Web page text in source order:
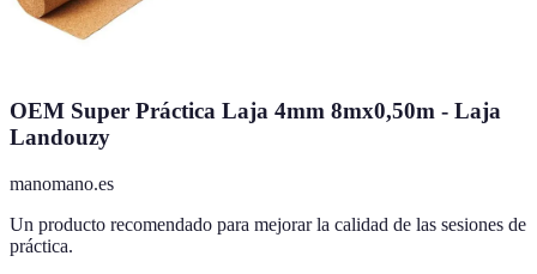
OEM Super Práctica Laja 4mm 8mx0,50m - Laja
Landouzy
manomano.es
Un producto recomendado para mejorar la calidad de las sesiones de
práctica.